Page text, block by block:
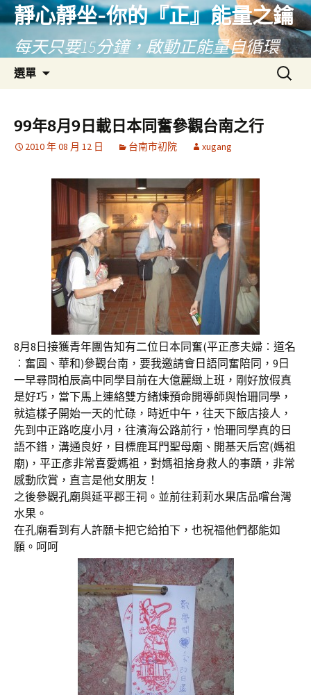
靜心靜坐-你的『正』能量之鑰
每天只要15分鐘，啟動正能量自循環
選單
要
內
容
搜
尋
99年8月9日載日本同奮參觀台南之行
2010 年 08 月 12 日 台南市初院 xugang
8月8日接獲青年團告知有二位日本同奮(平正彥夫婦︰道名
︰奮圓、華和)參觀台南，要我邀請會日語同奮陪同，9日
一早尋問柏辰高中同學目前在大億麗緻上班，剛好放假真
是好巧，當下馬上連絡雙方緒煉預命開導師與怡珊同學，
就這樣子開始一天的忙碌，時近中午，往天下飯店接人，
先到中正路吃度小月，往濱海公路前行，怡珊同學真的日
語不錯，溝通良好，目標鹿耳門聖母廟、開基天后宮(媽祖
廟)，平正彥非常喜愛媽祖，對媽祖捨身救人的事蹟，非常
感動欣賞，直言是他女朋友！
之後參觀孔廟與延平郡王祠。並前往莉莉水果店品嚐台灣
水果。
在孔廟看到有人許願卡把它給拍下，也祝福他們都能如
願。呵呵